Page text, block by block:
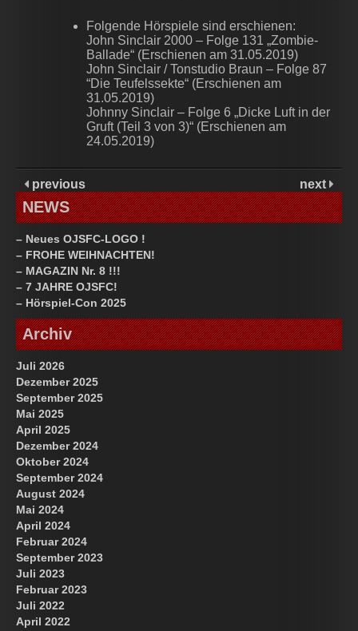
Folgende Hörspiele sind erschienen:
John Sinclair 2000 – Folge 131 „Zombie-
Ballade“ (Erschienen am 31.05.2019)
John Sinclair / Tonstudio Braun – Folge 87
“Die Teufelssekte“ (Erschienen am
31.05.2019)
Johnny Sinclair – Folge 6 „Dicke Luft in der
Gruft (Teil 3 von 3)“ (Erschienen am
24.05.2019)
previous next
NEWS
– Neues OJSFC-LOGO !
– FROHE WEIHNACHTEN!
– MAGAZIN Nr. 8 !!!
– 7 JAHRE OJSFC!
– Hörspiel-Con 2025
Archiv
Juli 2026
Dezember 2025
September 2025
Mai 2025
April 2025
Dezember 2024
Oktober 2024
September 2024
August 2024
Mai 2024
April 2024
Februar 2024
September 2023
Juli 2023
Februar 2023
Juli 2022
April 2022